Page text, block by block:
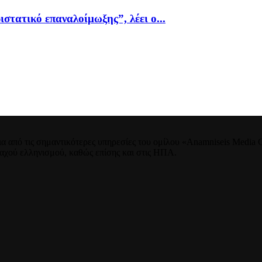
επαναλοίμωξης”, λέει ο...